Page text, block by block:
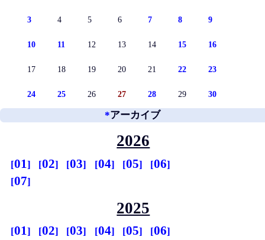
3 4 5 6 7 8 9
10 11 12 13 14 15 16
17 18 19 20 21 22 23
24 25 26 27 28 29 30
*アーカイブ
2026
01 02 03 04 05
06
07
2025
01 02 03 04 05
06